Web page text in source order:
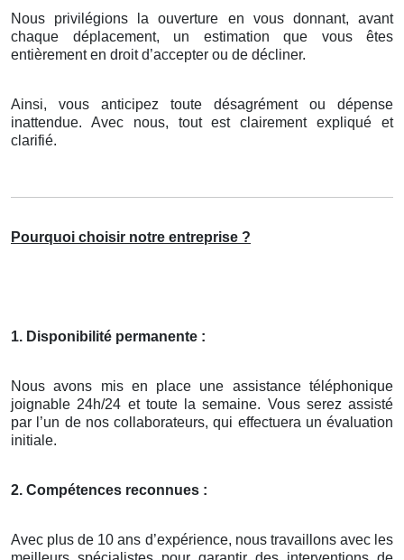
Nous privilégions la ouverture en vous donnant, avant
chaque déplacement, un estimation que vous êtes
entièrement en droit d’accepter ou de décliner.
Ainsi, vous anticipez toute désagrément ou dépense
inattendue. Avec nous, tout est clairement expliqué et
clarifié.
Pourquoi choisir notre entreprise ?
1. Disponibilité permanente :
Nous avons mis en place une assistance téléphonique
joignable 24h/24 et toute la semaine. Vous serez assisté
par l’un de nos collaborateurs, qui effectuera un évaluation
initiale.
2. Compétences reconnues :
Avec plus de 10 ans d’expérience, nous travaillons avec les